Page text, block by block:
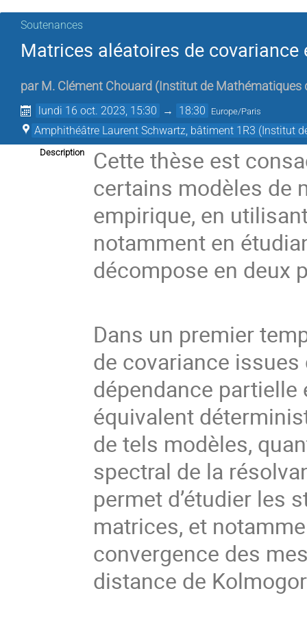
Soutenances
Matrices aléatoires de
par M. Clément Chouard ( Institut de Mathématiques
lundi 16 oct. 2023, 15:30 → 18:30 Europe/Paris
Amphithéâtre Laurent Schwartz, bâtiment 1R3 (Institut
Description
Cette thèse est
certains modèles de
empirique, en
notamment en
décompose en deux
Dans un premier
de covariance
dépendance
équivalent
de tels modèles,
spectral de la
permet d’étudier les
matrices, et
convergence des
distance de